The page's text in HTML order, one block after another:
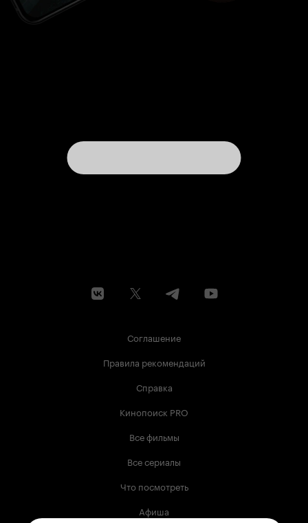
Соглашение
Правила рекомендаций
Справка
Кинопоиск PRO
Все фильмы
Все сериалы
Что посмотреть
Афиша